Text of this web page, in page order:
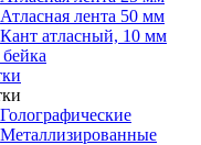
Атласная лента 50 мм
Кант атласный, 10 мм
Голографические
Металлизированные